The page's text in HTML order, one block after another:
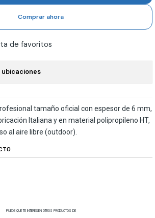
Comprar ahora
de favoritos
tamaño oficial con espesor de 6 mm,
Italiana y en material polipropileno HT,
al aire libre (outdoor).
PUEDE QUE TE INTERESEN OTROS PRODUCTOS DE